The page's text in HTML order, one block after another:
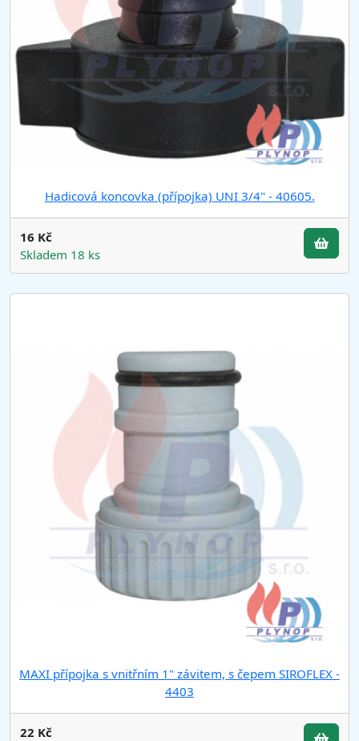
Hadicová koncovka (přípojka) UNI 3/4" - 40605.
16 Kč
Skladem 18 ks
MAXI přípojka s vnitřním 1" závitem, s čepem SIROFLEX -
4403
22 Kč